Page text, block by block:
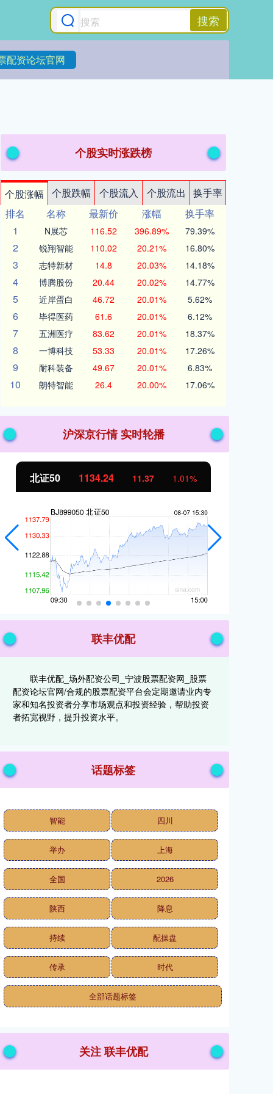
搜索
配资论坛官网
个股实时涨跌榜
个股涨幅 个股跌幅 个股流入 个股流出
换手率
排名
名称 最新价 涨幅
换手率
1
N展芯 116.52 396.89% 79.39%
2 锐翔智能 110.02 20.21% 16.80%
3 志特新材 14.8 20.03% 14.18%
4 博腾股份 20.44 20.02% 14.77%
5 近岸蛋白 46.72 20.01% 5.62%
6 毕得医药 61.6 20.01% 6.12%
7 五洲医疗 83.62 20.01% 18.37%
8 一博科技 53.33 20.01% 17.26%
9 耐科装备 49.67 20.01% 6.83%
10 朗特智能 26.4 20.00% 17.06%
沪深京行情 实时轮播
北证50 1134.24 11.37 1.01%
联丰优配
联丰优配_场外配资公司_宁波股票配资网_股票
配资论坛官网/合规的股票配资平台会定期邀请业内专
家和知名投资者分享市场观点和投资经验，帮助投资
者拓宽视野，提升投资水平。
话题标签
智能 四川
举办 上海
全国 2026
陕西 降息
持续 配操盘
传承 时代
全部话题标签
关注 联丰优配